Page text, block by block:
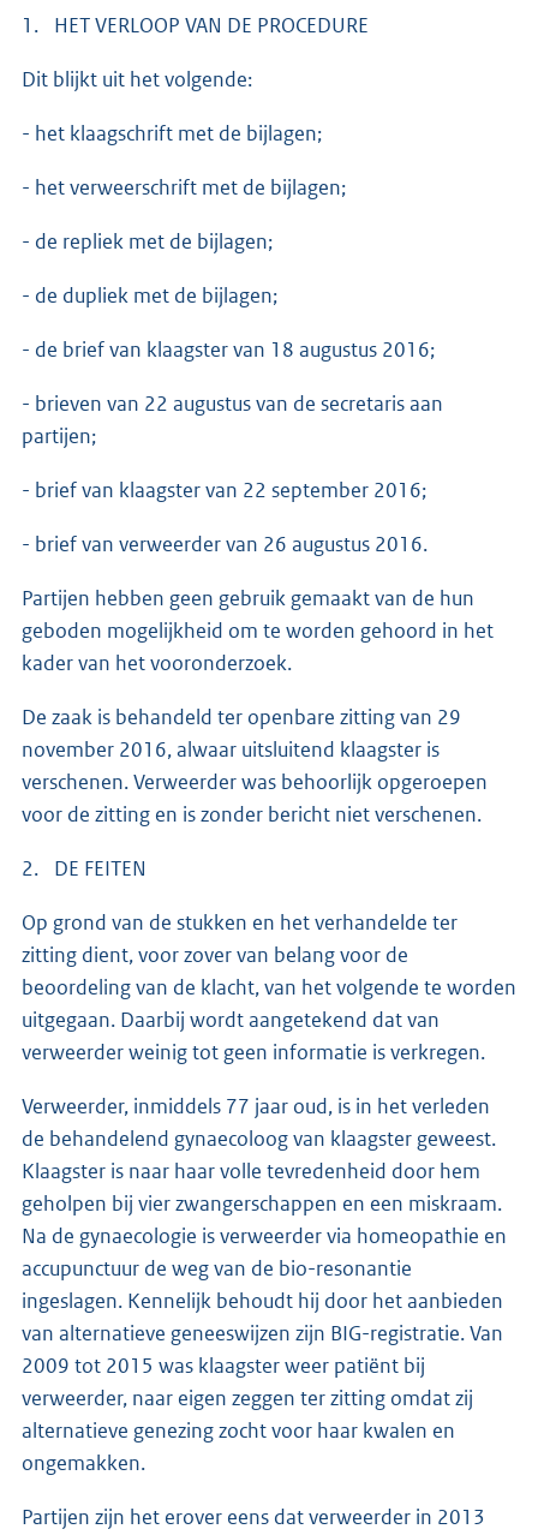
1. HET VERLOOP VAN DE PROCEDURE
Dit blijkt uit het volgende:
- het klaagschrift met de bijlagen;
- het verweerschrift met de bijlagen;
- de repliek met de bijlagen;
- de dupliek met de bijlagen;
- de brief van klaagster van 18 augustus 2016;
- brieven van 22 augustus van de secretaris aan
partijen;
- brief van klaagster van 22 september 2016;
- brief van verweerder van 26 augustus 2016.
Partijen hebben geen gebruik gemaakt van de hun
geboden mogelijkheid om te worden gehoord in het
kader van het vooronderzoek.
De zaak is behandeld ter openbare zitting van 29
november 2016, alwaar uitsluitend klaagster is
verschenen. Verweerder was behoorlijk opgeroepen
voor de zitting en is zonder bericht niet verschenen.
2. DE FEITEN
Op grond van de stukken en het verhandelde ter
zitting dient, voor zover van belang voor de
beoordeling van de klacht, van het volgende te worden
uitgegaan. Daarbij wordt aangetekend dat van
verweerder weinig tot geen informatie is verkregen.
Verweerder, inmiddels 77 jaar oud, is in het verleden
de behandelend gynaecoloog van klaagster geweest.
Klaagster is naar haar volle tevredenheid door hem
geholpen bij vier zwangerschappen en een miskraam.
Na de gynaecologie is verweerder via homeopathie en
accupunctuur de weg van de bio-resonantie
ingeslagen. Kennelijk behoudt hij door het aanbieden
van alternatieve geneeswijzen zijn BIG-registratie. Van
2009 tot 2015 was klaagster weer patiënt bij
verweerder, naar eigen zeggen ter zitting omdat zij
alternatieve genezing zocht voor haar kwalen en
ongemakken.
Partijen zijn het erover eens dat verweerder in 2013